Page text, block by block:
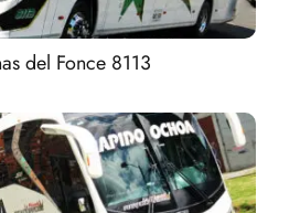
del Fonce 8113